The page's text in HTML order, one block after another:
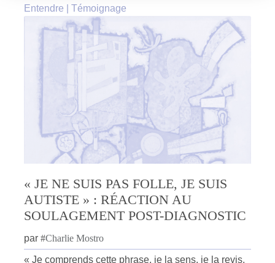
Entendre Témoignage
« JE NE SUIS PAS FOLLE, JE SUIS
AUTISTE » : RÉACTION AU
SOULAGEMENT POST-DIAGNOSTIC
par #Charlie Mostro
« Je comprends cette phrase, je la sens, je la revis.